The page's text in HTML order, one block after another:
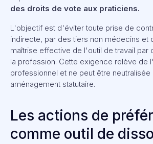
des droits de vote aux praticiens.
L'objectif est d'éviter toute prise de
indirecte, par des tiers non médecins et
maîtrise effective de l'outil de travail par
la profession. Cette exigence relève de
professionnel et ne peut être neutralisée
aménagement statutaire.
Les actions de
comme outil de